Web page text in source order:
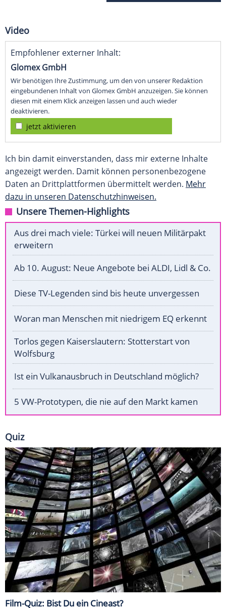
Video
Empfohlener externer Inhalt:
Glomex GmbH
Wir benötigen Ihre Zustimmung, um den von unserer Redaktion
eingebundenen Inhalt von Glomex GmbH anzuzeigen. Sie können
diesen mit einem Klick anzeigen lassen und auch wieder
deaktivieren.
jetzt aktivieren
Ich bin damit einverstanden, dass mir externe Inhalte
angezeigt werden. Damit können personenbezogene
Daten an Drittplattformen übermittelt werden. Mehr
dazu in unseren Datenschutzhinweisen.
Unsere Themen-Highlights
Aus drei mach viele: Türkei will neuen Militärpakt
erweitern
Ab 10. August: Neue Angebote bei ALDI, Lidl & Co.
Diese TV-Legenden sind bis heute unvergessen
Woran man Menschen mit niedrigem EQ erkennt
Torlos gegen Kaiserslautern: Stotterstart von
Wolfsburg
Ist ein Vulkanausbruch in Deutschland möglich?
5 VW-Prototypen, die nie auf den Markt kamen
Quiz
Film-Quiz: Bist Du ein Cineast?